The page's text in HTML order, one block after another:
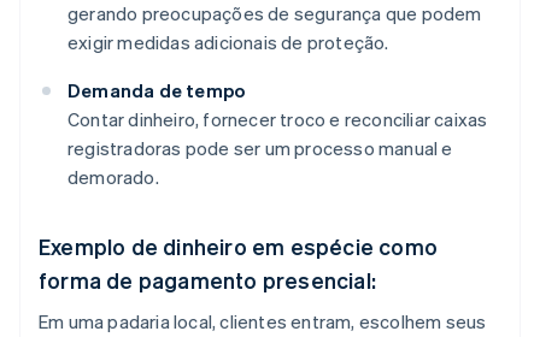
gerando preocupações de segurança que podem
exigir medidas adicionais de proteção.
Demanda de tempo
Contar dinheiro, fornecer troco e reconciliar caixas
registradoras pode ser um processo manual e
demorado.
Exemplo de dinheiro em espécie como
forma de pagamento presencial:
Em uma padaria local, clientes entram, escolhem seus